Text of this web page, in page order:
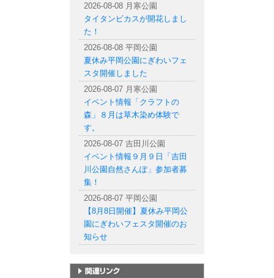
2026-08-08 月寒公園
タイタンビカスが開花しまし
た！
2026-08-08 平岡公園
夏休み平岡公園にぎわいフェ
スタ開催しました
2026-08-07 月寒公園
イベント情報「クラフトの
森」８月は草木染め体験で
す。
2026-08-07 吉田川公園
イベント情報９月９日「吉田
川公園自然さんぽ」参加者募
集！
2026-08-07 平岡公園
【8月8日開催】夏休み平岡公
園にぎわいフェスタ開催のお
知らせ